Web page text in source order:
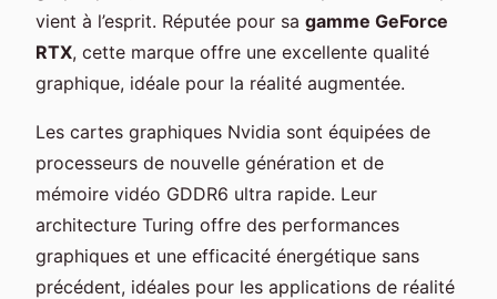
vient à l’esprit. Réputée pour sa gamme GeForce
RTX, cette marque offre une excellente qualité
graphique, idéale pour la réalité augmentée.
Les cartes graphiques Nvidia sont équipées de
processeurs de nouvelle génération et de
mémoire vidéo GDDR6 ultra rapide. Leur
architecture Turing offre des performances
graphiques et une efficacité énergétique sans
précédent, idéales pour les applications de réalité